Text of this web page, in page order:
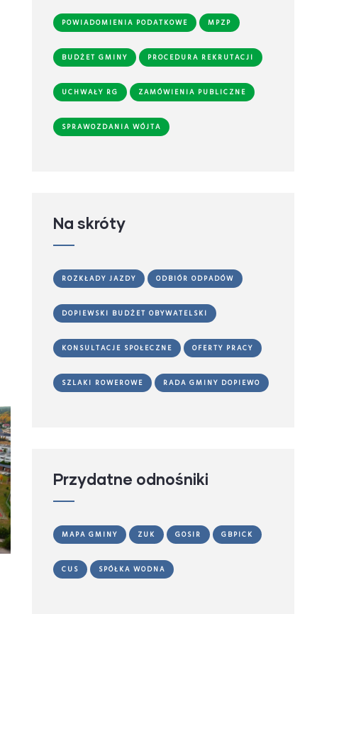
POWIADOMIENIA PODATKOWE MPZP
BUDŻET GMINY PROCEDURA REKRUTACJI
UCHWAŁY RG ZAMÓWIENIA PUBLICZNE
SPRAWOZDANIA WÓJTA
Na skróty
ROZKŁADY JAZDY ODBIÓR ODPADÓW
DOPIEWSKI BUDŻET OBYWATELSKI
KONSULTACJE SPOŁECZNE OFERTY PRACY
SZLAKI ROWEROWE RADA GMINY DOPIEWO
Przydatne odnośniki
MAPA GMINY ZUK GOSIR GBPICK
CUS SPÓŁKA WODNA